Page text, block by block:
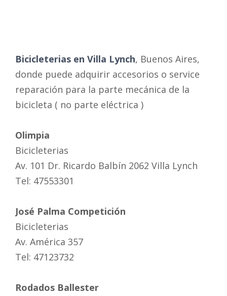
Bicicleterias en Villa Lynch, Buenos Aires,
donde puede adquirir accesorios o service
reparación para la parte mecánica de la
bicicleta ( no parte eléctrica )
Olimpia
Bicicleterias
Av. 101 Dr. Ricardo Balbín 2062 Villa Lynch
Tel: 47553301
José Palma Competición
Bicicleterias
Av. América 357
Tel: 47123732
Rodados Ballester